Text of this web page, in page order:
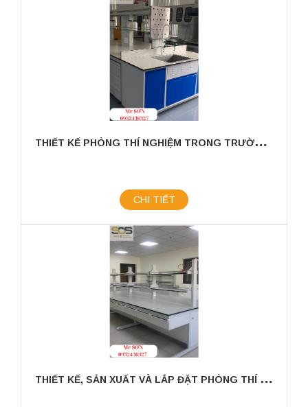
T
HIẾT KẾ PHÒNG THÍ NGHIỆM TRONG TRƯỜNG HỌC
CHI TIẾT
T
HIẾT KẾ, SẢN XUẤT VÀ LẮP ĐẶT PHÒNG THÍ NGHIỆM TRONG CHĂN NUÔI